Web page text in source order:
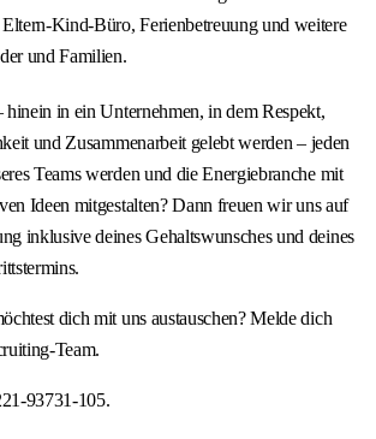
Eltern-Kind-Büro, Ferienbetreuung und weitere
und Familien.
in ein Unternehmen, in dem Respekt,
und Zusammenarbeit gelebt werden – jeden
Teams werden und die Energiebranche mit
Ideen mitgestalten? Dann freuen wir uns auf
inklusive deines Gehaltswunsches und deines
dich mit uns austauschen? Melde dich
Team.
93731-105.